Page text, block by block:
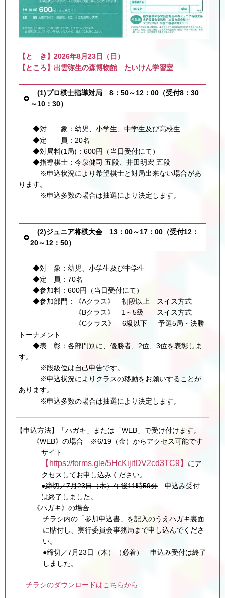
【と き】2026年8月23日（日）
【ところ】出雲弥生の森博物館 たいけん学習室
(1)プロ棋士指導対局 8：50～12：00（受付8：30
～10：30）
◆対 象：幼児、小学生、中学生及び高校生
◆定 員：20名
◆対局料(1局)：600円（当日受付にて）
◆指導棋士：今泉健司 五段、井田明宏 五段
※申込状況により希望棋士と対局出来ない場合があ
ります。
※申込多数の場合は抽選により決定します。
(2)ジュニア将棋大会 13：00～17：00（受付12：
20～12：50）
◆対 象：幼児、小学生及び中学生
◆定 員：70名
◆参加料：600円（当日受付にて）
◆参加部門：《Aクラス》 初段以上 スイス方式
《Bクラス》 1～5級 スイス方式
《Cクラス》 6級以下 予選5局・決勝
トーナメント
◆表 彰：各部門別に、優勝者、2位、3位を表彰しま
す。
※段級位は自己申告です。
※申込状況によりクラスの移動をお願いすることが
あります。
※申込多数の場合は抽選により決定します。
【申込方法】「ハガキ」または「WEB」で受け付けます。
《WEB》の場合 ※6/19（金）からアクセス可能です
サイト
【https://forms.gle/5HcKijitDV2cd3TC9】 にア
クセスしてお申し込みください。
●締切／7月23日（木）午後11時59分申込み受付
は終了しました。
《ハガキ》の場合
チラシ内の「参加申込書」を記入のうえハガキ裏面
に貼付し、実行委員会事務局まで申し込んでくださ
い。
●締切／7月23日（木）（必着）申込み受付は終了
しました。
チラシのダウンロードはこちらから